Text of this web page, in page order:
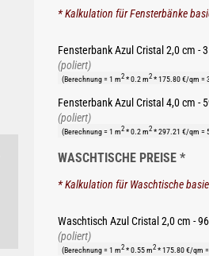
* Kalkulation für Fensterbänke
Fensterbank Azul Cristal 2,0 cm -
(poliert)
(Berechnung = 1 m2 * 0.2 m2 * 175.80 €/qm =
Fensterbank Azul Cristal 4,0 cm -
(poliert)
(Berechnung = 1 m2 * 0.2 m2 * 297.21 €/qm =
WASCHTISCHE PREISE *
* Kalkulation für Waschtische
Waschtisch Azul Cristal 2,0 cm -
(poliert)
(Berechnung = 1 m2 * 0.55 m2 * 175.80 €/qm